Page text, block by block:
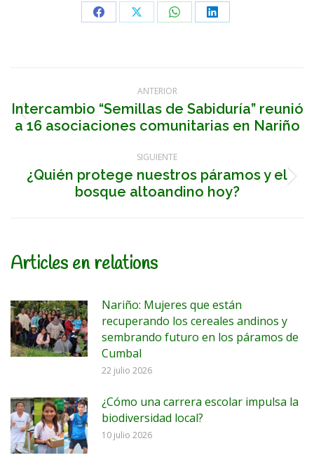
Share Share Share Share
entre
ANTERIOR
Publicación
anterior:
Intercambio “Semillas de Sabiduría” reunió
a 16 asociaciones comunitarias en Nariño
SIGUIENTE
Publicación
siguiente:
¿Quién protege nuestros páramos y el
bosque altoandino hoy?
Articles en relations
Nariño: Mujeres que están
recuperando los cereales andinos y
sembrando futuro en los páramos de
Cumbal
22 julio 2026
¿Cómo una carrera escolar impulsa la
biodiversidad local?
10 julio 2026